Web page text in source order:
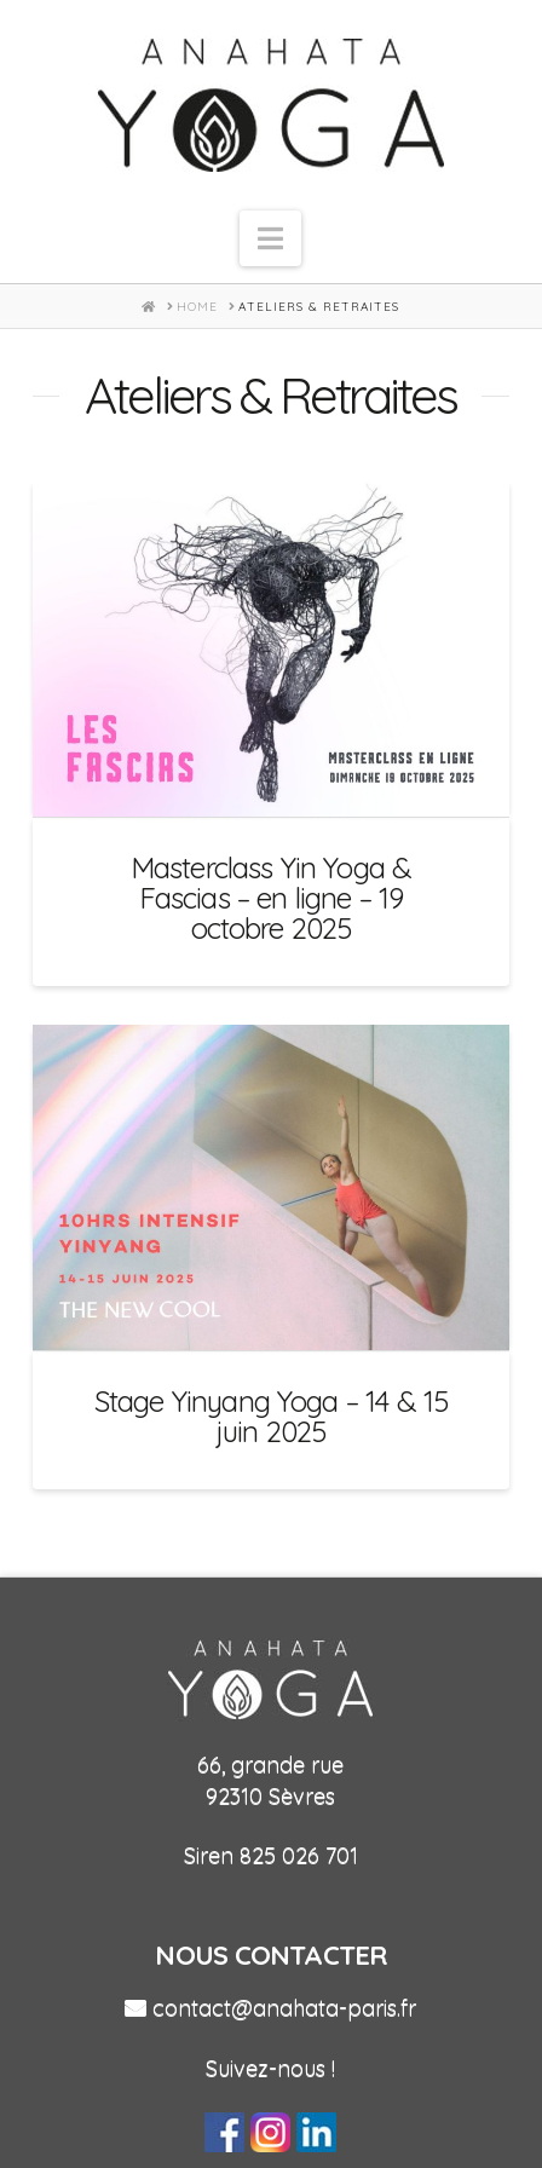
Navigation
HOMEHOME ATELIERS & RETRAITES
Ateliers & Retraites
Masterclass Yin Yoga &
Fascias – en ligne – 19
octobre 2025
Stage Yinyang Yoga – 14 & 15
juin 2025
66, grande rue
92310 Sèvres
Siren 825 026 701
NOUS CONTACTER
contact@anahata-paris.fr
Suivez-nous !